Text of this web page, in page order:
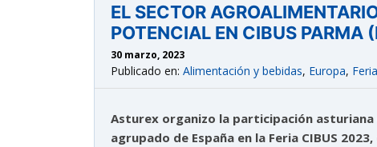
EL SECTOR
POTENCIAL EN CIBUS PARMA
30 marzo, 2023
Publicado en: Alimentación y bebidas, Europa,
Asturex organizo la participación
agrupado de España en la Feria CIBUS